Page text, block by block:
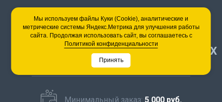
8 (925) 064-55-25
пн-сб с 9:00 до 18:00
8 (495) 563-03-35
пн-сб с 9:00 до 18:00
Минимальный заказ: 5 000 руб.
НАВЕРХ
Мы используем файлы Куки (Cookie), аналитические и
метрические системы Яндекс.Метрика для улучшения работы
сайта. Продолжая использовать сайт, вы соглашаетесь с
Политикой конфиденциальности
Принять